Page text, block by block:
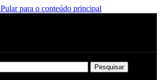
Pular para o conteúdo principal
Pesquisar